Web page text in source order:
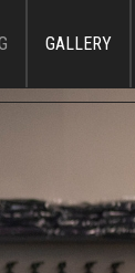
GALLERY